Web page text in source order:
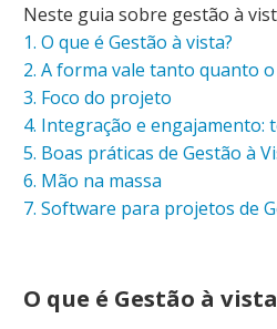
Neste guia sobre gestão à
1. O que é Gestão à vista?
2. A forma vale tanto quanto
3. Foco do projeto
4. Integração e engajamento:
5. Boas práticas de Gestão à
6. Mão na massa
7. Software para projetos de
O que é Gestão à